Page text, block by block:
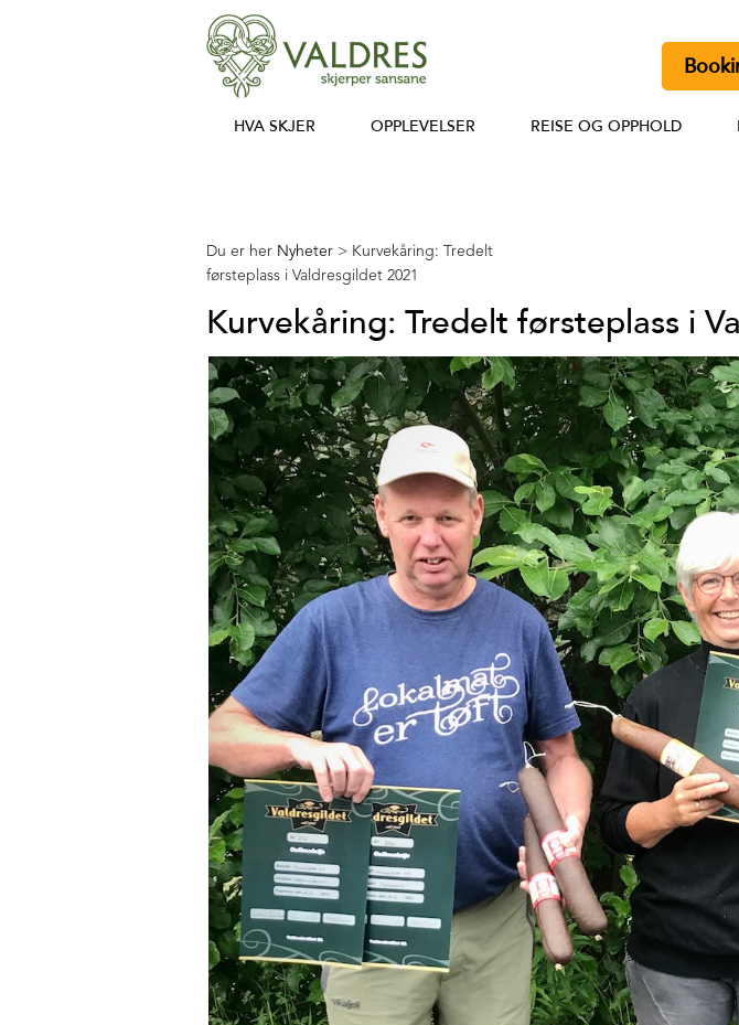
HVA SKJER OPPLEVELSER REISE OG OPPHOLD
Du er her Nyheter > Kurvekåring: Tredelt
førsteplass i Valdresgildet 2021
Kurvekåring: Tredelt førsteplass i